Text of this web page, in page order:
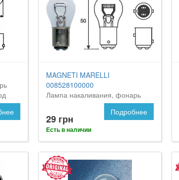
MAGNETI MARELLI
008528100000
Лампа накаливания, фонарь
сигнала торможения на FORD
Orion
29 грн
Есть в наличии
Подробнее